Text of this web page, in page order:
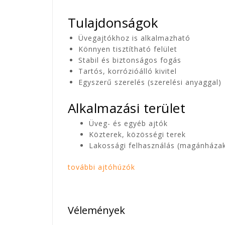
Tulajdonságok
Üvegajtókhoz is alkalmazható
Könnyen tisztítható felület
Stabil és biztonságos fogás
Tartós, korrózióálló kivitel
Egyszerű szerelés (szerelési anyaggal)
Alkalmazási terület
Üveg- és egyéb ajtók
Közterek, közösségi terek
Lakossági felhasználás
további ajtóhúzók
Vélemények